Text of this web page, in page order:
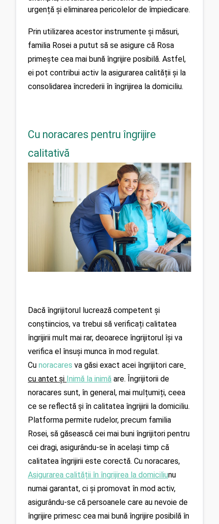
urgență și eliminarea pericolelor de împiedicare.
Prin utilizarea acestor instrumente și măsuri,
familia Rosei a putut să se asigure că Rosa
primește cea mai bună îngrijire posibilă. Astfel,
ei pot contribui activ la asigurarea calității și la
consolidarea încrederii în îngrijirea la domiciliu.
Cu noracares pentru îngrijire
calitativă
Dacă îngrijitorul lucrează competent și
conștiincios, va trebui să verificați calitatea
îngrijirii mult mai rar, deoarece îngrijitorul își va
verifica el însuși munca în mod regulat.
Cu noracares va găsi exact acei îngrijitori care
cu antet și Inimă la inimă are. Îngrijitorii de
noracares sunt, în general, mai mulțumiți, ceea
ce se reflectă și în calitatea îngrijirii la domiciliu.
Platforma permite rudelor, precum familia
Rosei, să găsească cei mai buni îngrijitori pentru
cei dragi, asigurându-se în același timp că
Asigurarea calității în îngrijirea la domiciliunu
numai garantat, ci și promovat în mod activ,
asigurându-se că persoanele care au nevoie de
îngrijire primesc cea mai bună îngrijire posibilă în